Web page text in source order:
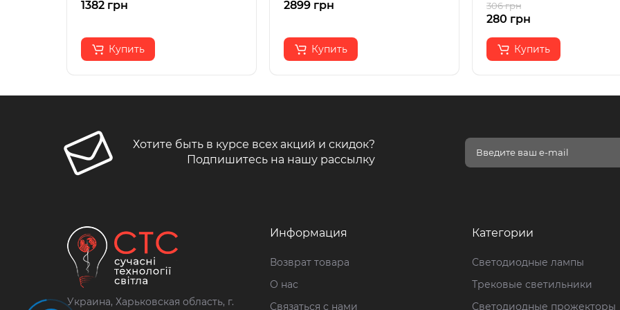
1382 грн
Купить
2899 грн
Купить
306 грн
280 грн
Купить
Хотите быть в курсе всех акций и скидок?
Подпишитесь на нашу рассылку
Украина, Харьковская область, г.
Информация
Возврат товара
О нас
Связаться с нами
Категории
Светодиодные лампы
Трековые светильники
Светодиодные прожекторы